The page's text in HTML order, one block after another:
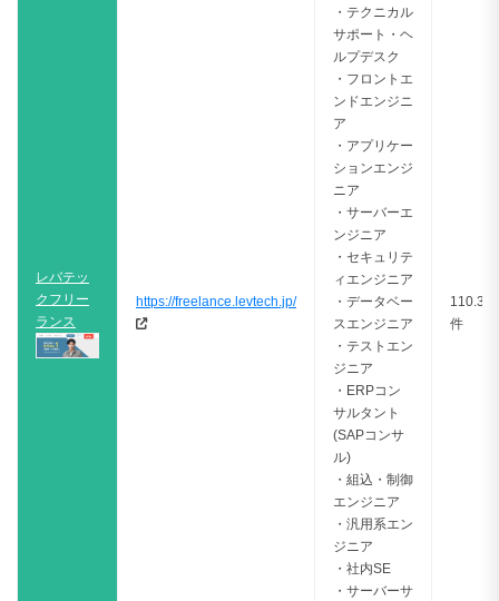
レバテッ
クフリー
ランス
https://freelance.levtech.jp/
・テクニカル
サポート・ヘ
ルプデスク
・フロントエ
ンドエンジニ
ア
・アプリケー
ションエンジ
ニア
・サーバーエ
ンジニア
・セキュリテ
ィエンジニア
・データベー
スエンジニア
・テストエン
ジニア
・ERPコン
サルタント
(SAPコンサ
ル)
・組込・制御
エンジニア
・汎用系エン
ジニア
・社内SE
・サーバーサ
110.378
件